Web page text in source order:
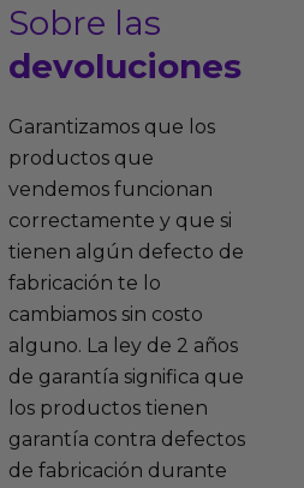
Sobre las
devoluciones
Garantizamos que los
productos que
vendemos funcionan
correctamente y que si
tienen algún defecto de
fabricación te lo
cambiamos sin costo
alguno. La ley de 2 años
de garantía significa que
los productos tienen
garantía contra defectos
de fabricación durante